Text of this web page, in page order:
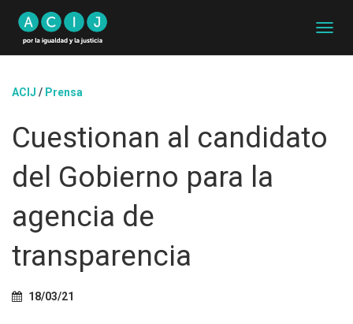
A
M
ACIJ / Prensa
Cuestionan al candidato
del Gobierno para la
agencia de
transparencia
18/03/21